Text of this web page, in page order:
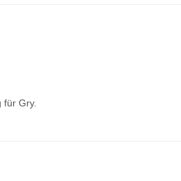
Gry.